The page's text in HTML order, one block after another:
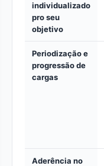
individualizado
pro seu
objetivo
Periodização e
progressão de
cargas
Aderência no